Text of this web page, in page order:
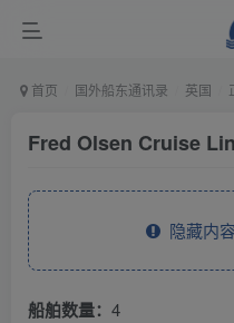
首页 国外船东通讯录 英国
Fred Olsen Cruise
隐藏内
船舶数量： 4